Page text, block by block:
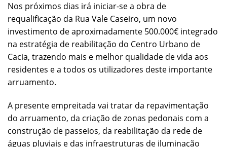
Nos próximos dias irá iniciar-se a obra de
requalificação da Rua Vale Caseiro, um novo
investimento de aproximadamente 500.000€ integrado
na estratégia de reabilitação do Centro Urbano de
Cacia, trazendo mais e melhor qualidade de vida aos
residentes e a todos os utilizadores deste importante
arruamento.
A presente empreitada vai tratar da repavimentação
do arruamento, da criação de zonas pedonais com a
construção de passeios, da reabilitação da rede de
águas pluviais e das infraestruturas de iluminação